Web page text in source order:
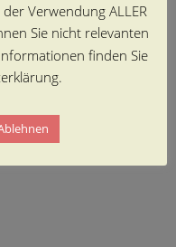
Verwendung ALLER
Sie nicht relevanten
finden Sie